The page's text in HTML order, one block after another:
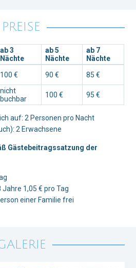
PREISE
ab 3
Nächte
ab 5
Nächte
ab 7
Nächte
100 € 90 € 85 €
nicht
buchbar
100 € 95 €
auf: 2 Personen pro Nacht
2 Erwachsene
Gästebeitragssatzung der
1,05 € pro Tag
einer Familie frei